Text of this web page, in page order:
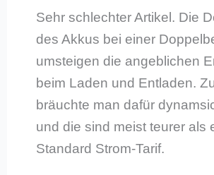
Sehr schlechter Artikel. Die
des Akkus bei einer
umsteigen die angeblichen
beim Laden und Entladen.
bräuchte man dafür
und die sind meist teurer als
Standard Strom-Tarif.